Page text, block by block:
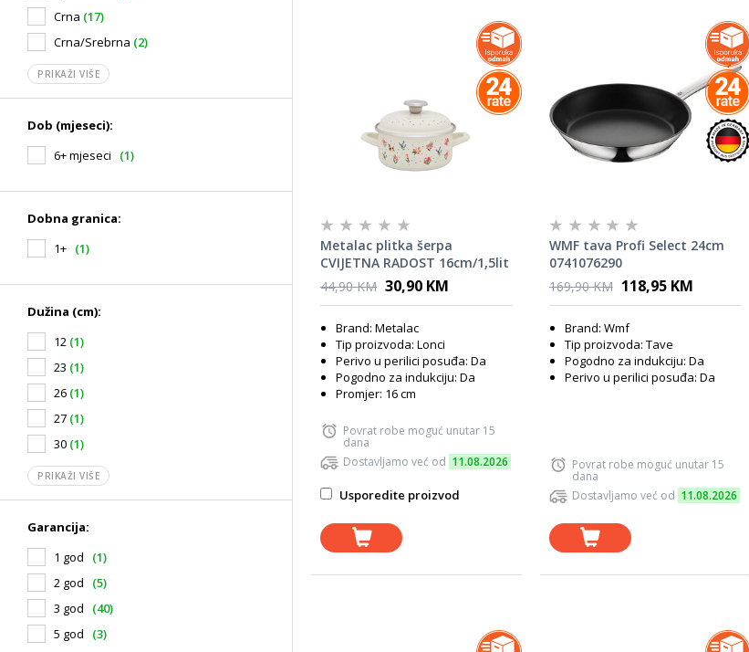
Crna (17)
Crna/Srebrna (2)
PRIKAŽI VIŠE
Dob (mjeseci):
6+ mjeseci
(1)
Dobna granica:
1+ (1)
Dužina (cm):
12 (1)
23 (1)
26 (1)
27 (1)
30 (1)
PRIKAŽI VIŠE
Garancija:
1 god
(1)
2 god
(5)
3 god
(40)
5 god
(3)
Metalac plitka šerpa
CVIJETNA RADOST 16cm/1,5lit
44,90 KM 30,90 KM
Brand: Metalac
Tip proizvoda: Lonci
Perivo u perilici posuđa: Da
Pogodno za indukciju: Da
Promjer: 16 cm
Povrat robe moguć unutar 15
dana
Dostavljamo već od 11.08.2026
Usporedite proizvod
WMF tava Profi Select 24cm
0741076290
169,90 KM 118,95 KM
Brand: Wmf
Tip proizvoda: Tave
Pogodno za indukciju: Da
Perivo u perilici posuđa: Da
Povrat robe moguć unutar 15
dana
Dostavljamo već od 11.08.2026